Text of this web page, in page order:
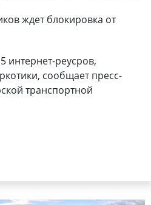
ждет блокировка от
интернет-реусров,
сообщает пресс-
транспортной